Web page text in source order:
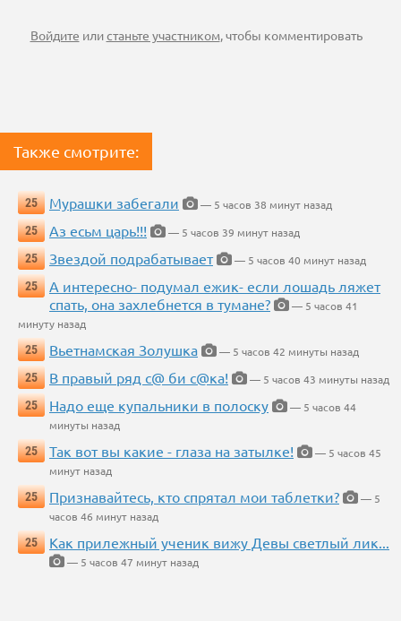
Войдите илистаньте участником, чтобы комментировать
Также смотрите:
25 Мурашки забегали
— 5 часов 38 минут назад
25
Аз есьм царь!!!
— 5 часов 39 минут назад
25
Звездой подрабатывает
— 5 часов 40 минут назад
25
А интересно- подумал ежик- если лошадь ляжет
спать, она захлебнется в тумане?
— 5 часов 41
минуту назад
25
Вьетнамская Золушка
— 5 часов 42 минуты назад
25
В правый ряд с@ би с@ка!
— 5 часов 43 минуты назад
25
Надо еще купальники в полоску
— 5 часов 44
минуты назад
25
Так вот вы какие - глаза на затылке!
— 5 часов 45
минут назад
25
Признавайтесь, кто спрятал мои таблетки?
— 5
часов 46 минут назад
25
Как прилежный ученик вижу Девы светлый лик...
— 5 часов 47 минут назад